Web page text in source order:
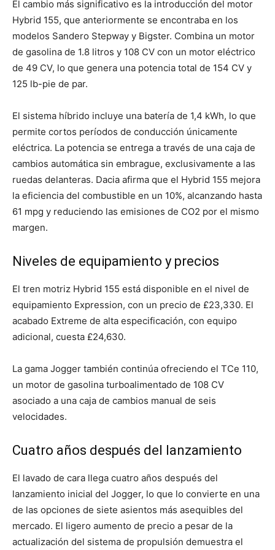
El cambio más significativo es la introducción del motor
Hybrid 155, que anteriormente se encontraba en los
modelos Sandero Stepway y Bigster. Combina un motor
de gasolina de 1.8 litros y 108 CV con un motor eléctrico
de 49 CV, lo que genera una potencia total de 154 CV y ​​
125 lb-pie de par.
El sistema híbrido incluye una batería de 1,4 kWh, lo que
permite cortos períodos de conducción únicamente
eléctrica. La potencia se entrega a través de una caja de
cambios automática sin embrague, exclusivamente a las
ruedas delanteras. Dacia afirma que el Hybrid 155 mejora
la eficiencia del combustible en un 10%, alcanzando hasta
61 mpg y reduciendo las emisiones de CO2 por el mismo
margen.
Niveles de equipamiento y precios
El tren motriz Hybrid 155 está disponible en el nivel de
equipamiento Expression, con un precio de £23,330. El
acabado Extreme de alta especificación, con equipo
adicional, cuesta £24,630.
La gama Jogger también continúa ofreciendo el TCe 110,
un motor de gasolina turboalimentado de 108 CV
asociado a una caja de cambios manual de seis
velocidades.
Cuatro años después del lanzamiento
El lavado de cara llega cuatro años después del
lanzamiento inicial del Jogger, lo que lo convierte en una
de las opciones de siete asientos más asequibles del
mercado. El ligero aumento de precio a pesar de la
actualización del sistema de propulsión demuestra el